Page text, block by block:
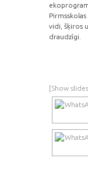
vidi, šķiros
draudzīgi.
[Show